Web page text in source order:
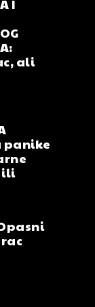
I
ali
panike
ili